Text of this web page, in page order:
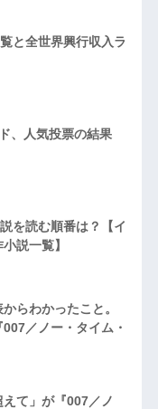
と全世界興行収入ラ
、人気投票の結果
を読む順番は？【イ
説一覧】
らわかったこと。
／ノー・タイム・
て」が『007／ノ